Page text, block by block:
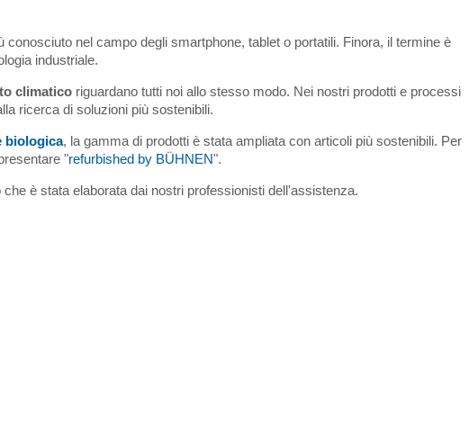
conosciuto nel campo degli smartphone, tablet o portatili. Finora, il termine è
industriale.
climatico riguardano tutti noi allo stesso modo. Nei nostri prodotti e processi
ricerca di soluzioni più sostenibili.
biologica, la gamma di prodotti è stata ampliata con articoli più sostenibili. Per
"refurbished by BÜHNEN".
è stata elaborata dai nostri professionisti dell'assistenza.